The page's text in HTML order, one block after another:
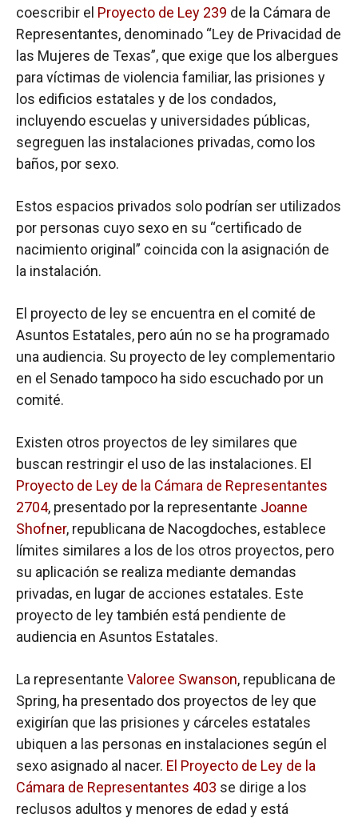
coescribir el Proyecto de Ley 239 de la Cámara de
Representantes, denominado “Ley de Privacidad de
las Mujeres de Texas”, que exige que los albergues
para víctimas de violencia familiar, las prisiones y
los edificios estatales y de los condados,
incluyendo escuelas y universidades públicas,
segreguen las instalaciones privadas, como los
baños, por sexo.
Estos espacios privados solo podrían ser utilizados
por personas cuyo sexo en su “certificado de
nacimiento original” coincida con la asignación de
la instalación.
El proyecto de ley se encuentra en el comité de
Asuntos Estatales, pero aún no se ha programado
una audiencia. Su proyecto de ley complementario
en el Senado tampoco ha sido escuchado por un
comité.
Existen otros proyectos de ley similares que
buscan restringir el uso de las instalaciones. El
Proyecto de Ley de la Cámara de Representantes
2704, presentado por la representante Joanne
Shofner, republicana de Nacogdoches, establece
límites similares a los de los otros proyectos, pero
su aplicación se realiza mediante demandas
privadas, en lugar de acciones estatales. Este
proyecto de ley también está pendiente de
audiencia en Asuntos Estatales.
La representante Valoree Swanson, republicana de
Spring, ha presentado dos proyectos de ley que
exigirían que las prisiones y cárceles estatales
ubiquen a las personas en instalaciones según el
sexo asignado al nacer. El Proyecto de Ley de la
Cámara de Representantes 403 se dirige a los
reclusos adultos y menores de edad y está